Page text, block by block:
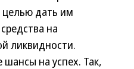
целью дать им
на
ликвидности.
на успех. Так,